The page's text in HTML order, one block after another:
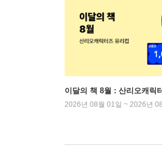
이달의 책 8월 : 산리오캐릭
2026년 08월 01일 ~ 2026년